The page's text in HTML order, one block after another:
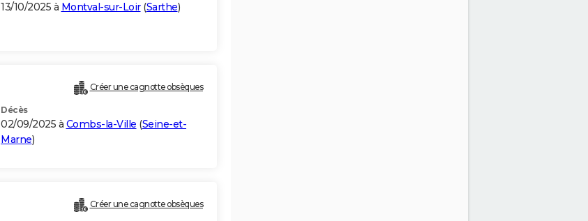
13/10/2025 à Montval-sur-Loir(Sarthe)
Créer une cagnotte obsèques
Décès
02/09/2025 à Combs-la-Ville (Seine-et-
Marne)
Créer une cagnotte obsèques